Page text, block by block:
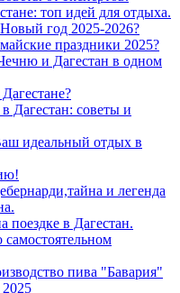
топ идей для отдыха.
год 2025-2026?
праздники 2025?
и Дагестан в одном
Дагестан: советы и
идеальный отдых в
и легенда
поездке в Дагестан.
пива "Бавария"
2025